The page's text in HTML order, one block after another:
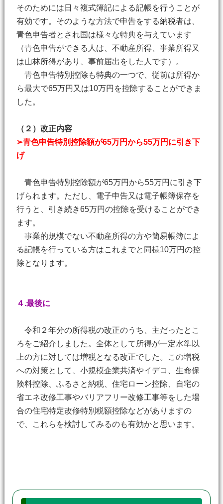
そのためには日々複式簿記による記帳を行うことが
有効です。そのような方法で申告をする納税者は、
青色申告者とされ国は様々な特典を与えています
（青色申告ができる人は、不動産所得、事業所得又
は山林所得があり、事前届出をした人です）。
青色申告特別控除も特典の一つで、従前は所得か
ら最大で65万円又は10万円を控除することができま
した。
（２）改正内容
➢青色申告特別控除額が65万円から55万円に引き下
げ
青色申告特別控除額が65万円から55万円に引き下
げられます。ただし、電子申告又は電子帳簿保存を
行うと、引き続き65万円の控除を受けることができ
ます。
事業的規模でない不動産所得の方や簡易帳簿によ
る記帳を行っている方はこれまでと同様10万円の控
除となります。
４.最後に
令和２年分の所得税の改正のうち、主だったとこ
ろをご紹介しました。全体として所得が一定水準以
上の方に対しては増税となる改正でした。この増税
への対策として、小規模企業共済やイデコ、生命保
険料控除、ふるさと納税、住宅ローン控除、自宅の
省エネ改修工事やバリアフリー改修工事等をした場
合の住宅特定改修特別税額控除などがありますの
で、これらを検討してみるのも有効かと思います。